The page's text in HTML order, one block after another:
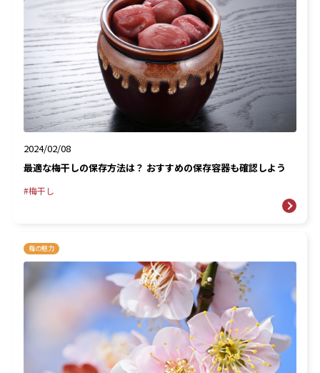
2024/02/08
最適な梅干しの保存方法は？ おすすめの保存容器も確認しよう
梅干し
梅の魅力